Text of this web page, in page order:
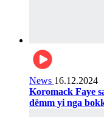
News 16.12.2024
Koromack Faye
dëmm yi nga